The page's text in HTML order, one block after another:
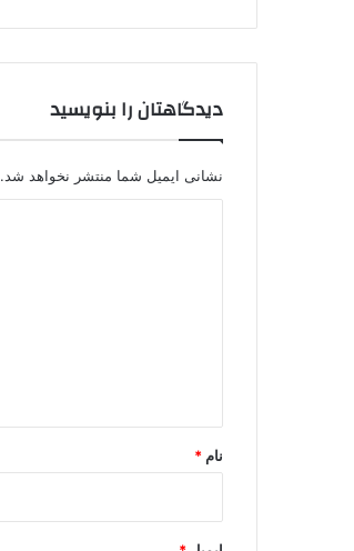
دیدگاهتان را بنویسید
نشانی ایمیل شما منتشر نخواهد شد.
نام *